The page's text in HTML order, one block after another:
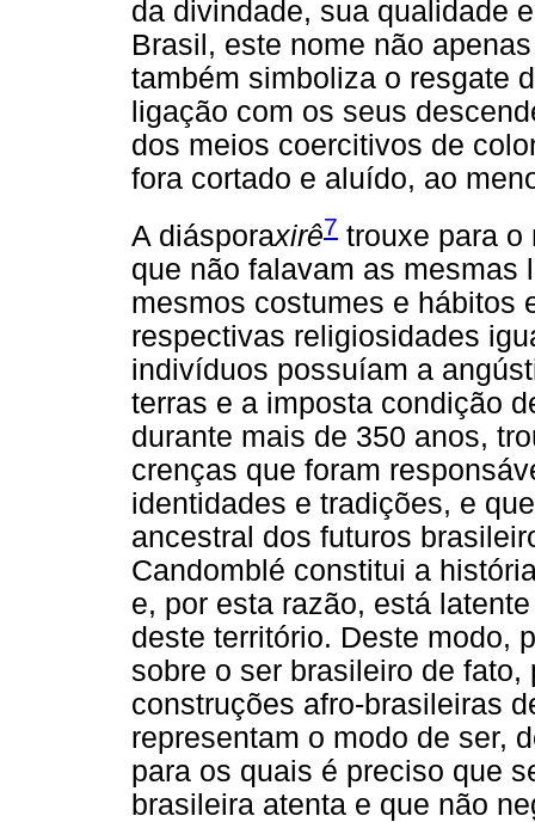
da divindade, sua qualidade
Brasil, este nome não
também simboliza o resgate
ligação com os seus
dos meios coercitivos de
fora cortado e aluído, ao
A diásporaxirê7 trouxe para o
que não falavam as mesmas
mesmos costumes e hábitos
respectivas religiosidades
indivíduos possuíam a
terras e a imposta condição
durante mais de 350 anos,
crenças que foram
identidades e tradições, e
ancestral dos futuros
Candomblé constitui a
e, por esta razão, está
deste território. Deste modo,
sobre o ser brasileiro de
construções afro-brasileiras
representam o modo de ser,
para os quais é preciso que
brasileira atenta e que não